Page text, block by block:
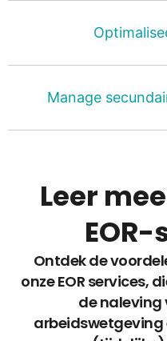
Manage
Leer
Ontdek de
onze EOR services,
de naleving
arbeidswetgeving